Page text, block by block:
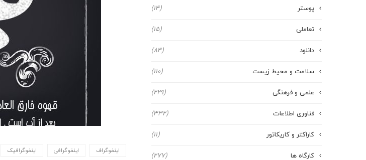
اینفوگراف اینفوگرافی اینفوگرافیک
پوستر (14)
تعاملی (15)
دانلود (84)
سلامت و محیط زیست (110)
علمی و فرهنگی (229)
فناوری اطلاعات (332)
کاراکتر و کاریکاتور (11)
کارگاه ها (277)